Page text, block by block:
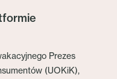
Prezes
(UOKiK),